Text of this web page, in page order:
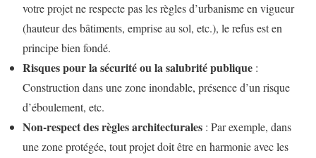
votre projet ne respecte pas les règles d’urbanisme en vigueur
(hauteur des bâtiments, emprise au sol, etc.), le refus est en
principe bien fondé.
Risques pour la sécurité ou la salubrité publique :
Construction dans une zone inondable, présence d’un risque
d’éboulement, etc.
Non-respect des règles architecturales : Par exemple, dans
une zone protégée, tout projet doit être en harmonie avec les